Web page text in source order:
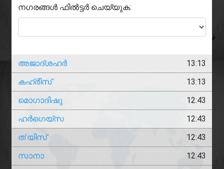
നഗരങ്ങൾ ഫിൽട്ടർ ചെയ്യുക:
അജാദ്‌ശഹർ
13:13
കഹ്ർിസ്
13:13
മൊഗാദിഷു
12:43
ഹർഗെയ്സ
12:43
ത’യിസ്
12:43
സാനാ
12:43